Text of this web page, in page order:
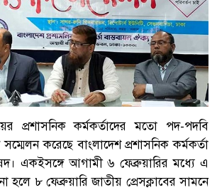
প্রশাসনিক কর্মকর্তাদের মতো পদ-পদবি
সম্মেলন করেছে বাংলাদেশ প্রশাসনিক কর্মকর্তা
একইসঙ্গে আগামী ৬ ফেব্রুয়ারির মধ্যে এ
হলে ৮ ফেব্রুয়ারি জাতীয় প্রেসক্লাবের সামনে